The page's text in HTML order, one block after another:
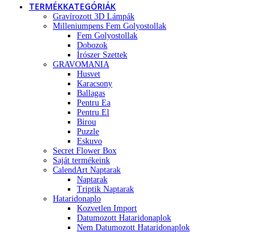
TERMÉKKATEGÓRIÁK
Gravírozott 3D Lámpák
Milleniumpens Fem Golyostollak
Fem Golyostollak
Dobozok
Írószer Szettek
GRAVOMANIA
Husvet
Karacsony
Ballagas
Pentru Ea
Pentru El
Birou
Puzzle
Eskuvo
Secret Flower Box
Saját termékeink
CalendArt Naptarak
Naptarak
Triptik Naptarak
Hataridonaplo
Kozvetlen Import
Datumozott Hataridonaplok
Nem Datumozott Hataridonaplok